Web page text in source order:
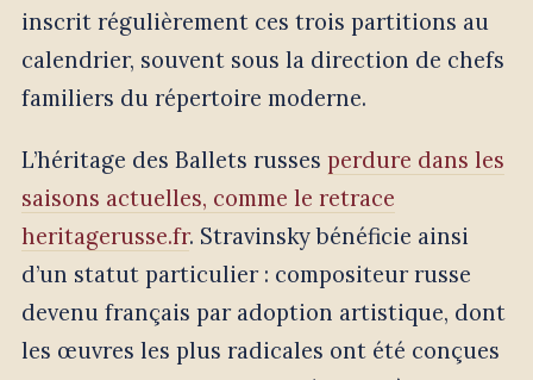
inscrit régulièrement ces trois partitions au
calendrier, souvent sous la direction de chefs
familiers du répertoire moderne.
L’héritage des Ballets russes perdure dans les
saisons actuelles, comme le retrace
heritagerusse.fr. Stravinsky bénéficie ainsi
d’un statut particulier : compositeur russe
devenu français par adoption artistique, dont
les œuvres les plus radicales ont été conçues